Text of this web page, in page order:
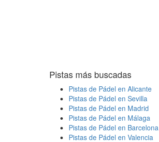
Pistas más buscadas
Pistas de Pádel en Alicante
Pistas de Pádel en Sevilla
Pistas de Pádel en Madrid
Pistas de Pádel en Málaga
Pistas de Pádel en Barcelona
Pistas de Pádel en Valencia